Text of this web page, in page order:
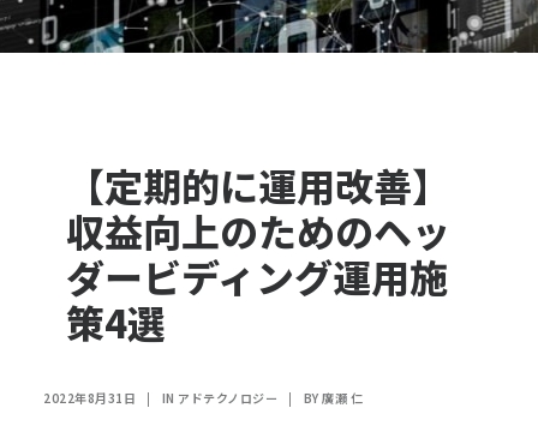
【定期的に運用改善】
収益向上のためのヘッ
ダービディング運用施
策4選
2022年8月31日 | IN アドテクノロジー | BY 廣瀬 仁